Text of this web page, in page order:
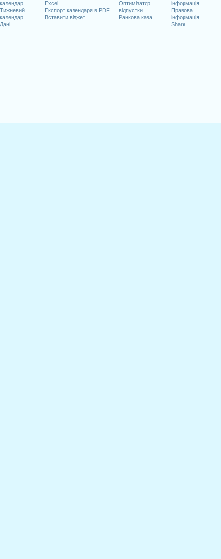
календар
Тижневий
календар
Дані
Excel
Експорт календаря в PDF
Вставити віджет
Оптимізатор
відпустки
Ранкова кава
інформація
Правова
інформація
Share
днів на 2025 рік
2024 in Canada (Ontario)?